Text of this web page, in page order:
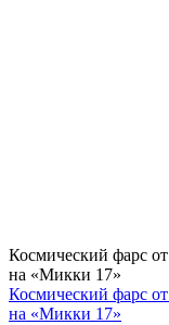
Космический фарс
на «Микки 17»
Космический фарс
на «Микки 17»